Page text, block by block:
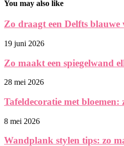
You may also like
Zo draagt een Delfts blauwe
19 juni 2026
Zo maakt een spiegelwand
28 mei 2026
Tafeldecoratie met bloemen:
8 mei 2026
Wandplank stylen tips: zo